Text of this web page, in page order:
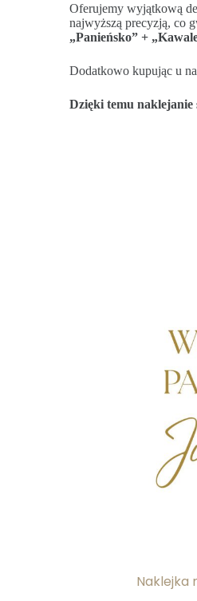
Oferujemy wyjątkową
najwyższą precyzją, co
„Panieńsko” +
Dodatkowo kupując u
Dzięki temu naklejanie
Naklejka